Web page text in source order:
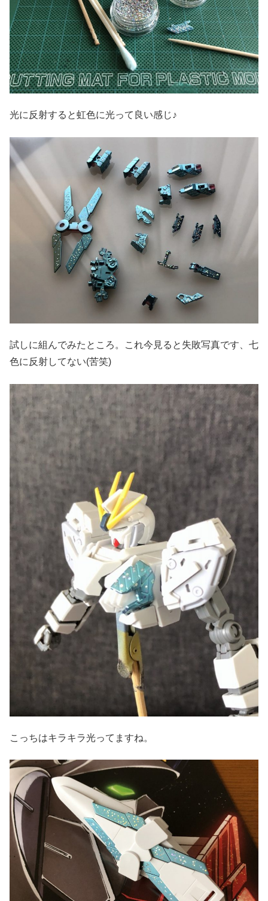
光に反射すると虹色に光って良い感じ♪
試しに組んでみたところ。これ今見ると失敗写真です、七
色に反射してない(苦笑)
こっちはキラキラ光ってますね。